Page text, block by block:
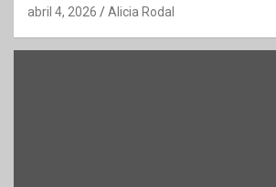
abril 4, 2026 Alicia Rodal